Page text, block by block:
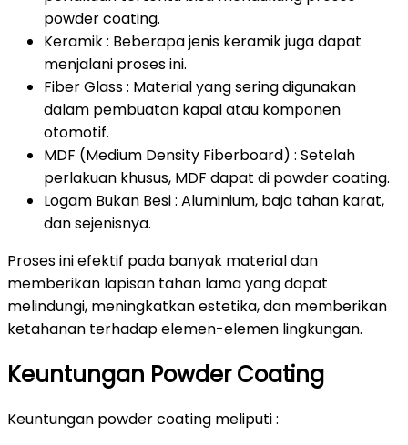
powder coating.
Keramik : Beberapa jenis keramik juga dapat
menjalani proses ini.
Fiber Glass : Material yang sering digunakan
dalam pembuatan kapal atau komponen
otomotif.
MDF (Medium Density Fiberboard) : Setelah
perlakuan khusus, MDF dapat di powder coating.
Logam Bukan Besi : Aluminium, baja tahan karat,
dan sejenisnya.
Proses ini efektif pada banyak material dan
memberikan lapisan tahan lama yang dapat
melindungi, meningkatkan estetika, dan memberikan
ketahanan terhadap elemen-elemen lingkungan.
Keuntungan Powder Coating
Keuntungan powder coating meliputi :